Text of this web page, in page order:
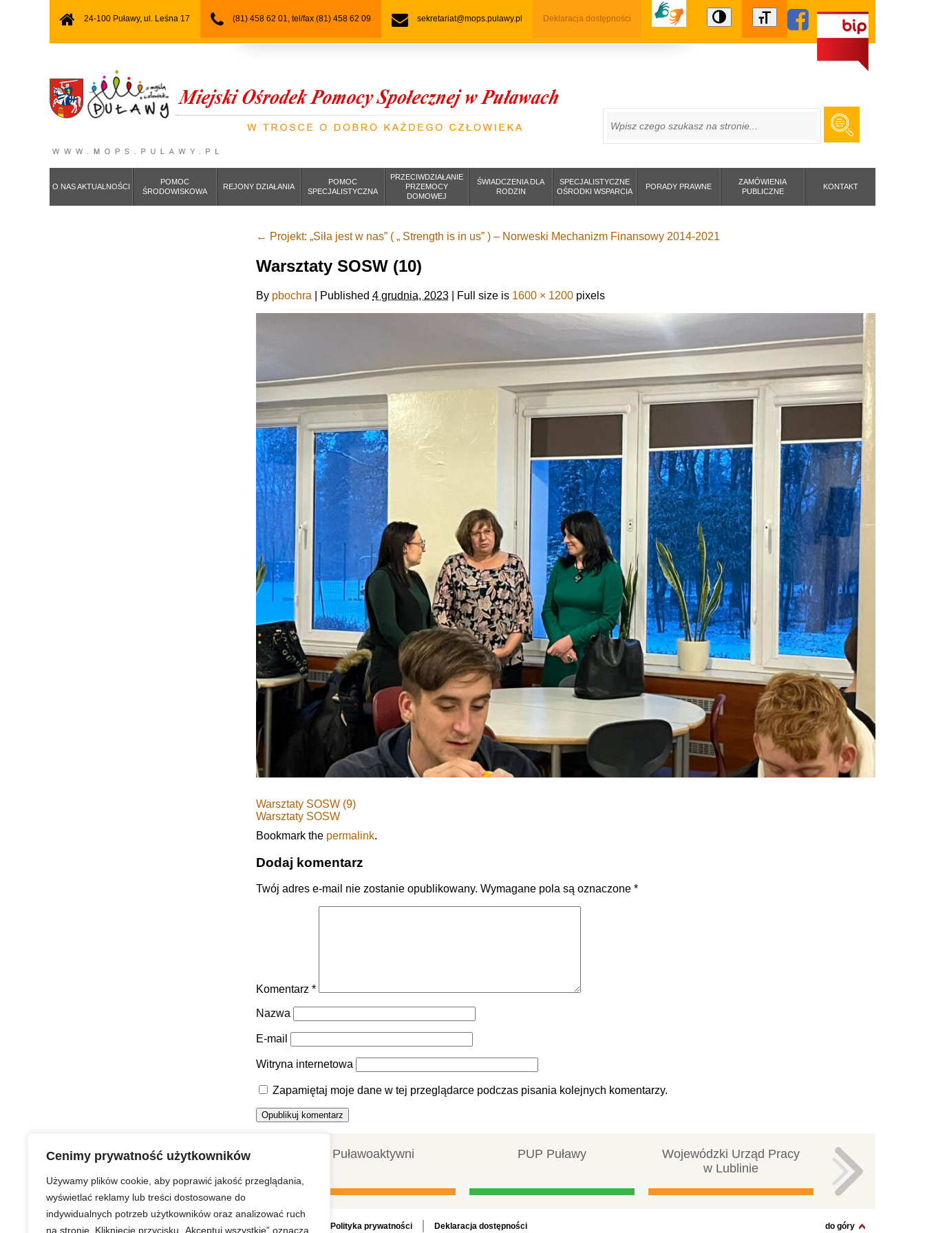
Cenimy prywatność użytkowników
Używamy plików cookie, aby poprawić jakość przeglądania,
wyświetlać reklamy lub treści dostosowane do
indywidualnych potrzeb użytkowników oraz analizować ruch
na stronie. Kliknięcie przycisku „Akceptuj wszystkie” oznacza
24-100 Puławy, ul. Leśna 17 (81) 458 62 01, tel/fax (81) 458 62 09 sekretariat@mops.pulawy.pl Deklaracja dostępności
SZUKAJ
O NAS AKTUALNOŚCI
POMOC
ŚRODOWISKOWA
REJONY DZIAŁANIA
POMOC
SPECJALISTYCZNA
PRZECIWDZIAŁANIE
PRZEMOCY
DOMOWEJ
ŚWIADCZENIA DLA
RODZIN
SPECJALISTYCZNE
OŚRODKI WSPARCIA
PORADY PRAWNE
ZAMÓWIENIA
PUBLICZNE
KONTAKT
← Projekt: „Siła jest w nas” ( „ Strength is in us” ) – Norweski Mechanizm Finansowy 2014-2021
Warsztaty SOSW (10)
By pbochra Published 4 grudnia, 2023 Full size is 1600 × 1200 pixels
Warsztaty SOSW (9)
Warsztaty SOSW
Bookmark the permalink.
Dodaj komentarz
Twój adres e-mail nie zostanie opublikowany. Wymagane pola są oznaczone *
Komentarz *
Nazwa
E-mail
Witryna internetowa
Zapamiętaj moje dane w tej przeglądarce podczas pisania kolejnych komentarzy.
Urząd Miasta Puławy Puławoaktywni PUP Puławy
Wojewódzki Urząd Pracy
w Lublinie
Strona główna Prawa autorskie Redakcja serwisu Polityka prywatności Deklaracja dostępności do góry